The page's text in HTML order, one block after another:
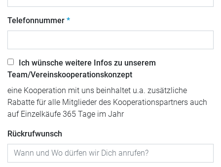
Telefonnummer
Ich wünsche weitere Infos zu unserem
Team/Vereinskooperationskonzept
eine Kooperation mit uns beinhaltet u.a. zusätzliche
Rabatte für alle Mitglieder des Kooperationspartners auch
auf Einzelkäufe 365 Tage im Jahr
Rückrufwunsch